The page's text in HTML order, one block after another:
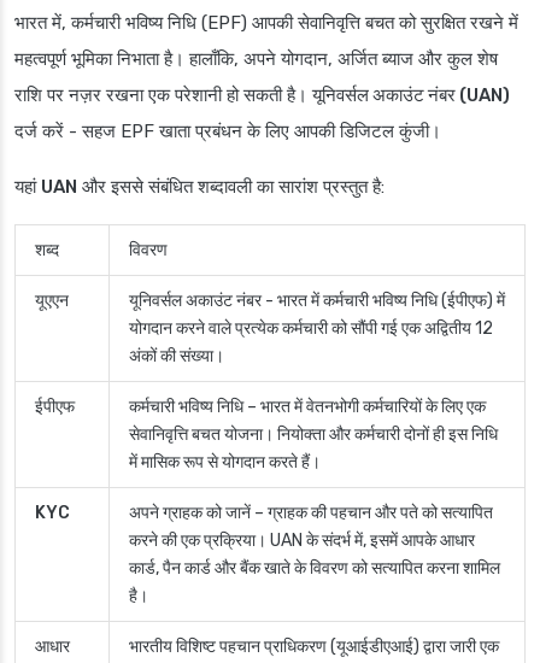
भारत में, कर्मचारी भविष्य निधि (EPF) आपकी सेवानिवृत्ति बचत को सुरक्षित रखने में
महत्वपूर्ण भूमिका निभाता है। हालाँकि, अपने योगदान, अर्जित ब्याज और कुल शेष
राशि पर नज़र रखना एक परेशानी हो सकती है।यूनिवर्सल अकाउंट नंबर (UAN)
दर्ज करें - सहज EPF खाता प्रबंधन के लिए आपकी डिजिटल कुंजी।
यहां UAN और इससे संबंधित शब्दावली का सारांश प्रस्तुत है:
शब्द विवरण
यूएएन यूनिवर्सल अकाउंट नंबर- भारत में कर्मचारी भविष्य निधि (ईपीएफ) में
योगदान करने वाले प्रत्येक कर्मचारी को सौंपी गई एक अद्वितीय 12
अंकों की संख्या।
ईपीएफ कर्मचारी भविष्य निधि– भारत में वेतनभोगी कर्मचारियों के लिए एक
सेवानिवृत्ति बचत योजना। नियोक्ता और कर्मचारी दोनों ही इस निधि
में मासिक रूप से योगदान करते हैं।
KYC अपने ग्राहक को जानें – ग्राहक की पहचान और पते को सत्यापित
करने की एक प्रक्रिया। UAN के संदर्भ में, इसमें आपके आधार
कार्ड, पैन कार्ड और बैंक खाते के विवरण को सत्यापित करना शामिल
है।
आधार
भारतीय विशिष्ट पहचान प्राधिकरण (यूआईडीएआई) द्वारा जारी एक